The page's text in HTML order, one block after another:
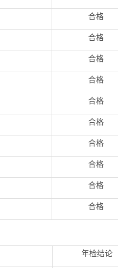
合格
合格
合格
合格
合格
合格
合格
合格
合格
合格
年检结论